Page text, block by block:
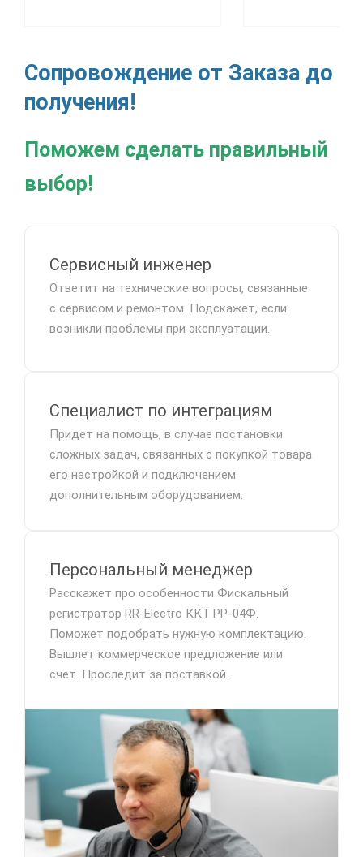
Сопровождение от Заказа до
получения!
Поможем сделать правильный
выбор!
Сервисный инженер
Ответит на технические вопросы, связанные
с сервисом и ремонтом. Подскажет, если
возникли проблемы при эксплуатации.
Специалист по интеграциям
Придет на помощь, в случае постановки
сложных задач, связанных с покупкой товара
его настройкой и подключением
дополнительным оборудованием.
Персональный менеджер
Расскажет про особенности Фискальный
регистратор RR-Electro ККТ РР-04Ф.
Поможет подобрать нужную комплектацию.
Вышлет коммерческое предложение или
счет. Проследит за поставкой.